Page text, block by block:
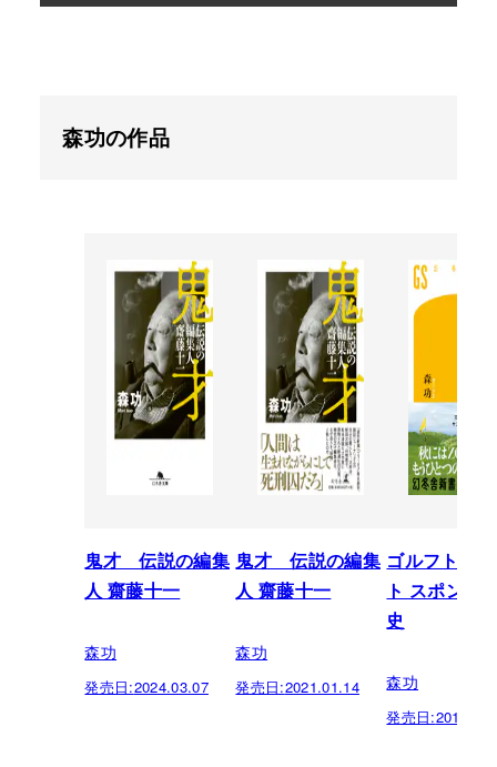
森功の作品
鬼才 伝説の編集
人 齋藤十一
森功
発売日:2024.03.07
鬼才 伝説の編集
人 齋藤十一
森功
発売日:2021.01.14
ゴルフトー
ト スポンサ
史
森功
発売日: